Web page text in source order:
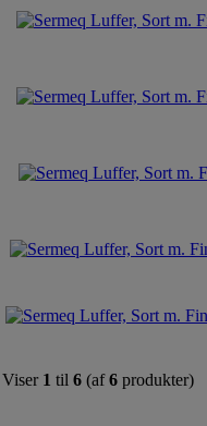
Viser 1 til 6 (af6 produkter)